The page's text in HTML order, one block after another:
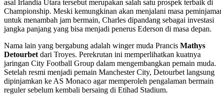
asal Irlandia Utara tersebut merupakan salah satu prospek terbaik di
Championship. Meski kemungkinan akan menjalani masa
untuk menambah jam bermain, Charles dipandang sebagai investasi
jangka panjang yang bisa menjadi penerus Ederson di masa depan.
Nama lain yang bergabung adalah winger muda Prancis Mathys
Detourbetdari Troyes. Perekrutan ini memperlihatkan kuatnya
jaringan City Football Group dalam mengembangkan pemain muda.
Setelah resmi menjadi pemain Manchester City, Detourbet langsung
dipinjamkan ke AS Monaco agar memperoleh pengalaman bermain
reguler sebelum kembali bersaing di Etihad Stadium.